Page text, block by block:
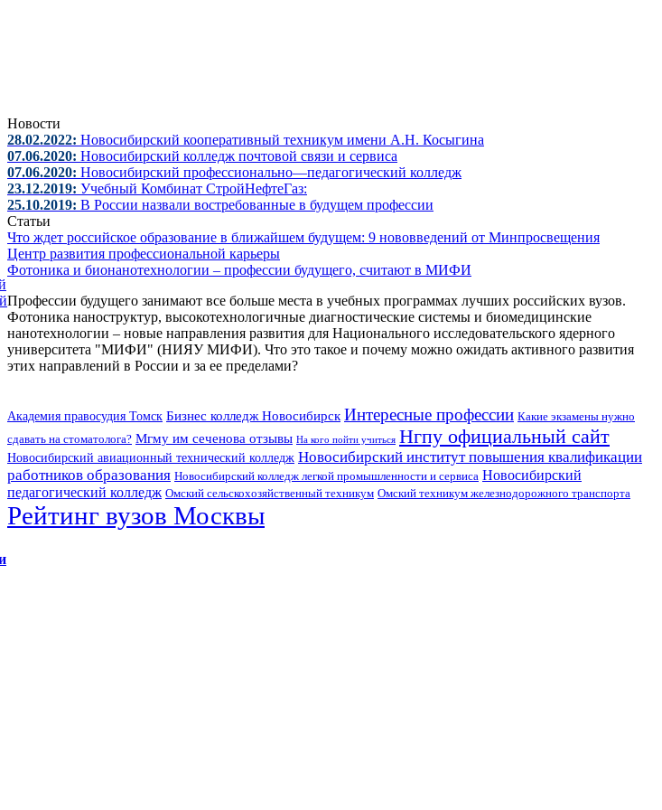
Новости
28.02.2022: Новосибирский кооперативный техникум имени А.Н. Косыгина
07.06.2020: Новосибирский колледж почтовой связи и сервиса
07.06.2020: Новосибирский профессионально—педагогический колледж
23.12.2019: Учебный Комбинат СтройНефтеГаз:
25.10.2019: В России назвали востребованные в будущем профессии
Статьи
Что ждет российское образование в ближайшем будущем: 9 нововведений от Минпросвещения
Центр развития профессиональной карьеры
Фотоника и бионанотехнологии – профессии будущего, считают в МИФИ
Профессии будущего занимают все больше места в учебных программах лучших российских вузов.
Фотоника наноструктур, высокотехнологичные диагностические системы и биомедицинские
нанотехнологии – новые направления развития для Национального исследовательского ядерного
университета "МИФИ" (НИЯУ МИФИ). Что это такое и почему можно ожидать активного развития
этих направлений в России и за ее пределами?
Академия правосудия Томск Бизнес колледж Новосибирск Интересные профессии Какие экзамены нужно
сдавать на стоматолога? Мгму им сеченова отзывы На кого пойти учиться Нгпу официальный сайт
Новосибирский авиационный технический колледж Новосибирский институт повышения квалификации
работников образования Новосибирский колледж легкой промышленности и сервиса Новосибирский
педагогический колледж Омский сельскохозяйственный техникум Омский техникум железнодорожного транспорта
Рейтинг вузов Москвы